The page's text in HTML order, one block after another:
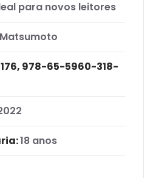
para novos leitores
978-65-5960-318-
18 anos